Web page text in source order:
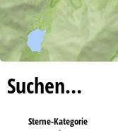
Suchen…
Sterne-Kategorie